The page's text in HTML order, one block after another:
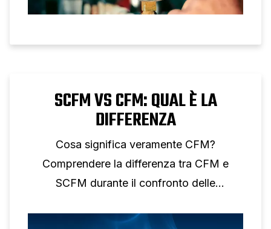
SCFM VS CFM: QUAL È LA
DIFFERENZA
Cosa significa veramente CFM?
Comprendere la differenza tra CFM e
SCFM durante il confronto delle